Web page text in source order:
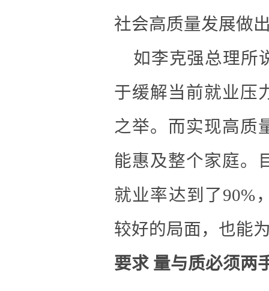
社会高质量发展做
如李克强总理所
于缓解当前就业压
之举。而实现高质
能惠及整个家庭。
就业率达到了90%
较好的局面，也能
要求 量与质必须两